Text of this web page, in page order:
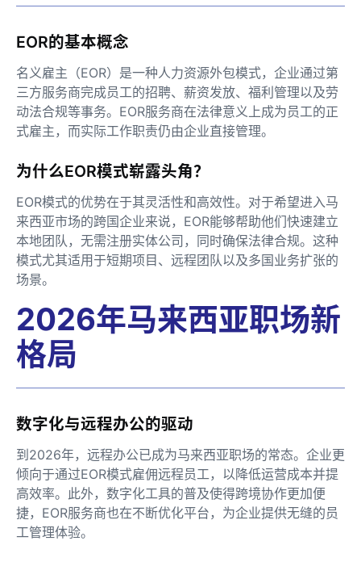
EOR的基本概念
名义雇主（EOR）是一种人力资源外包模式，企业通过第
三方服务商完成员工的招聘、薪资发放、福利管理以及劳
动法合规等事务。EOR服务商在法律意义上成为员工的正
式雇主，而实际工作职责仍由企业直接管理。
为什么EOR模式崭露头角？
EOR模式的优势在于其灵活性和高效性。对于希望进入马
来西亚市场的跨国企业来说，EOR能够帮助他们快速建立
本地团队，无需注册实体公司，同时确保法律合规。这种
模式尤其适用于短期项目、远程团队以及多国业务扩张的
场景。
2026年马来西亚职场新
格局
数字化与远程办公的驱动
到2026年，远程办公已成为马来西亚职场的常态。企业更
倾向于通过EOR模式雇佣远程员工，以降低运营成本并提
高效率。此外，数字化工具的普及使得跨境协作更加便
捷，EOR服务商也在不断优化平台，为企业提供无缝的员
工管理体验。